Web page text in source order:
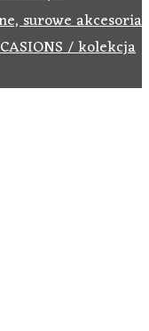
surowe akcesoria
/ kolekcja